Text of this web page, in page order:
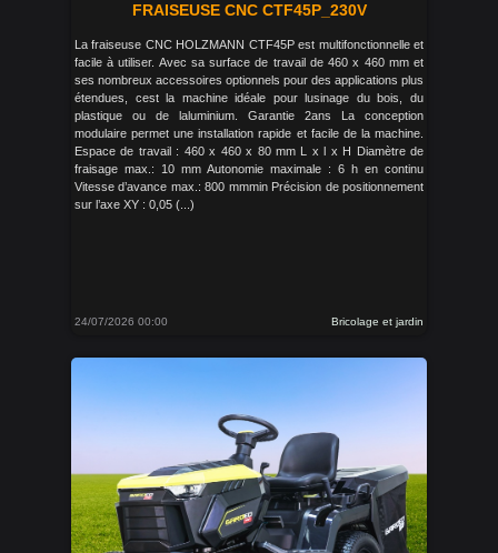
FRAISEUSE CNC CTF45P_230V
La fraiseuse CNC HOLZMANN CTF45P est multifonctionnelle et
facile à utiliser. Avec sa surface de travail de 460 x 460 mm et
ses nombreux accessoires optionnels pour des applications plus
étendues, cest la machine idéale pour lusinage du bois, du
plastique ou de laluminium. Garantie 2ans La conception
modulaire permet une installation rapide et facile de la machine.
Espace de travail : 460 x 460 x 80 mm L x l x H Diamètre de
fraisage max.: 10 mm Autonomie maximale : 6 h en continu
Vitesse d’avance max.: 800 mmmin Précision de positionnement
sur l’axe XY : 0,05 (...)
24/07/2026 00:00 Bricolage et jardin